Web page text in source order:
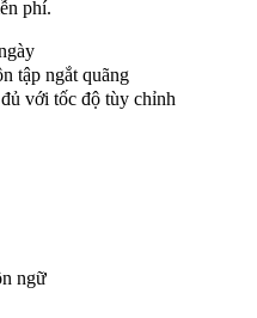
phí.
tập ngắt quãng
với tốc độ tùy chỉnh
ngữ